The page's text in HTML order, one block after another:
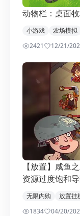
动物栏：桌面
小游戏 农场模拟
2421
12/21/
【放置】咸鱼
资源过度饱和
无限内购
放置挂
1834
04/20/